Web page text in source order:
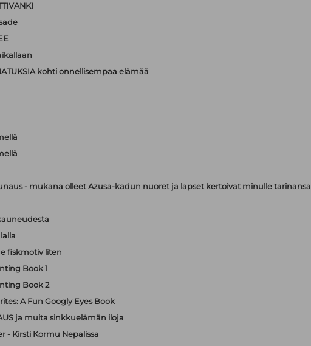
kohti onnellisempaa elämää
- mukana olleet Azusa-kadun nuoret ja lapset kertoivat minulle tarinansa
fiskmotiv liten
Book 1
Book 2
A Fun Googly Eyes Book
ja muita sinkkuelämän iloja
- Kirsti Kormu Nepalissa